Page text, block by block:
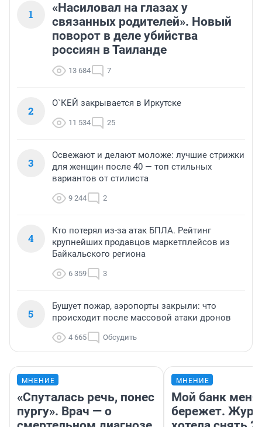
1
«Насиловал на глазах у
связанных родителей». Новый
поворот в деле убийства
россиян в Таиланде
13 684 7
2
О`КЕЙ закрывается в Иркутске
11 534 25
3
Освежают и делают моложе: лучшие стрижки
для женщин после 40 — топ стильных
вариантов от стилиста
9 244 2
4
Кто потерял из-за атак БПЛА. Рейтинг
крупнейших продавцов маркетплейсов из
Байкальского региона
6 359 3
5
Бушует пожар, аэропорты закрыли: что
происходит после массовой атаки дронов
4 665 Обсудить
МНЕНИЕ
«Спуталась речь, понес
пургу». Врач — о
МНЕНИЕ
Мой банк меня
бережет.